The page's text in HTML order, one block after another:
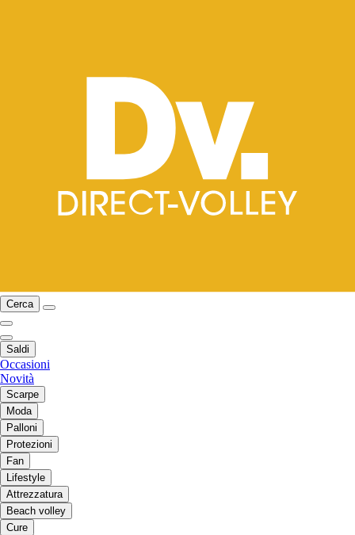
Cerca
Saldi
Occasioni
Novità
Scarpe
Moda
Palloni
Protezioni
Fan
Lifestyle
Attrezzatura
Beach volley
Cure